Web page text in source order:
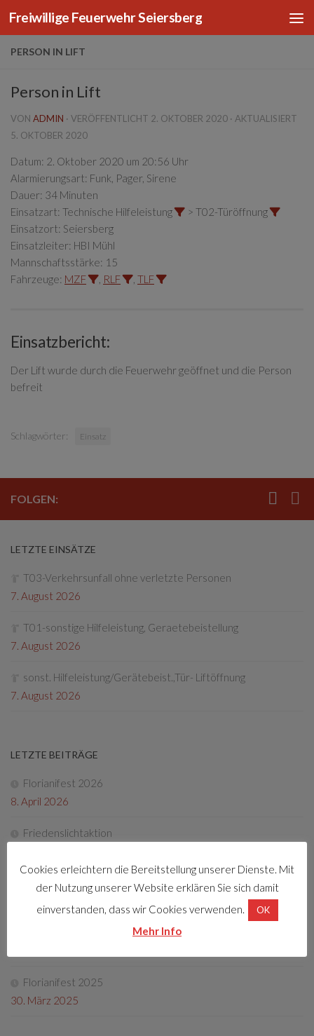
Zum Inhalt springen
Freiwillige Feuerwehr Seiersberg
PERSON IN LIFT
Person in Lift
VON ADMIN · VERÖFFENTLICHT 2. OKTOBER 2020 · AKTUALISIERT
5. OKTOBER 2020
Datum: 2. Oktober 2020 um 20:56 Uhr
Alarmierungsart: Funk, Pager, Sirene
Dauer: 34 Minuten
Einsatzart: Technische Hilfeleistung
> T02-Türöffnung
Einsatzort: Seiersberg
Einsatzleiter: HBI Mühl
Mannschaftsstärke: 15
Fahrzeuge: MZF RLF TLF
Einsatzbericht:
Der Lift wurde durch die Feuerwehr geöffnet und die Person
befreit
Schlagwörter: Einsatz
FOLGEN:
LETZTE EINSÄTZE
T03-Verkehrsunfall ohne verletzte Personen
7. August 2026
T01-sonstige Hilfeleistung, Geraetebeistellung
7. August 2026
sonst. Hilfeleistung/Gerätebeist.,Tür- Liftöffnung
7. August 2026
LETZTE BEITRÄGE
Florianifest 2026
8. April 2026
Friedenslichtaktion
Tag der offenen Tür 2025
Florianifest 2025
30. März 2025
Cookies erleichtern die Bereitstellung unserer Dienste. Mit
der Nutzung unserer Website erklären Sie sich damit
einverstanden, dass wir Cookies verwenden.
OK
Mehr Info